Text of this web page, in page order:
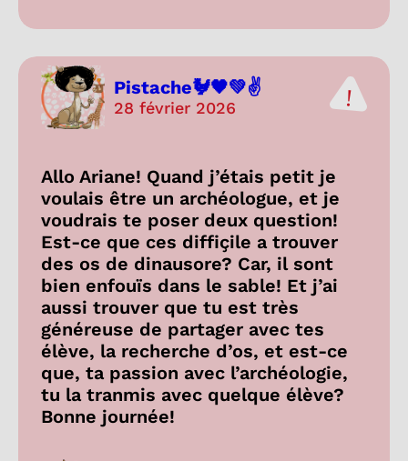
Pistache🐓🖤💚✌️
28 février 2026
Allo Ariane! Quand j’étais petit je
voulais être un archéologue, et je
voudrais te poser deux question!
Est-ce que ces diffiçile a trouver
des os de dinausore? Car, il sont
bien enfouïs dans le sable! Et j’ai
aussi trouver que tu est très
généreuse de partager avec tes
élève, la recherche d’os, et est-ce
que, ta passion avec l’archéologie,
tu la tranmis avec quelque élève?
Bonne journée!